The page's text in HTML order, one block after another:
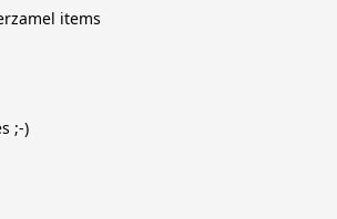
items
;-)